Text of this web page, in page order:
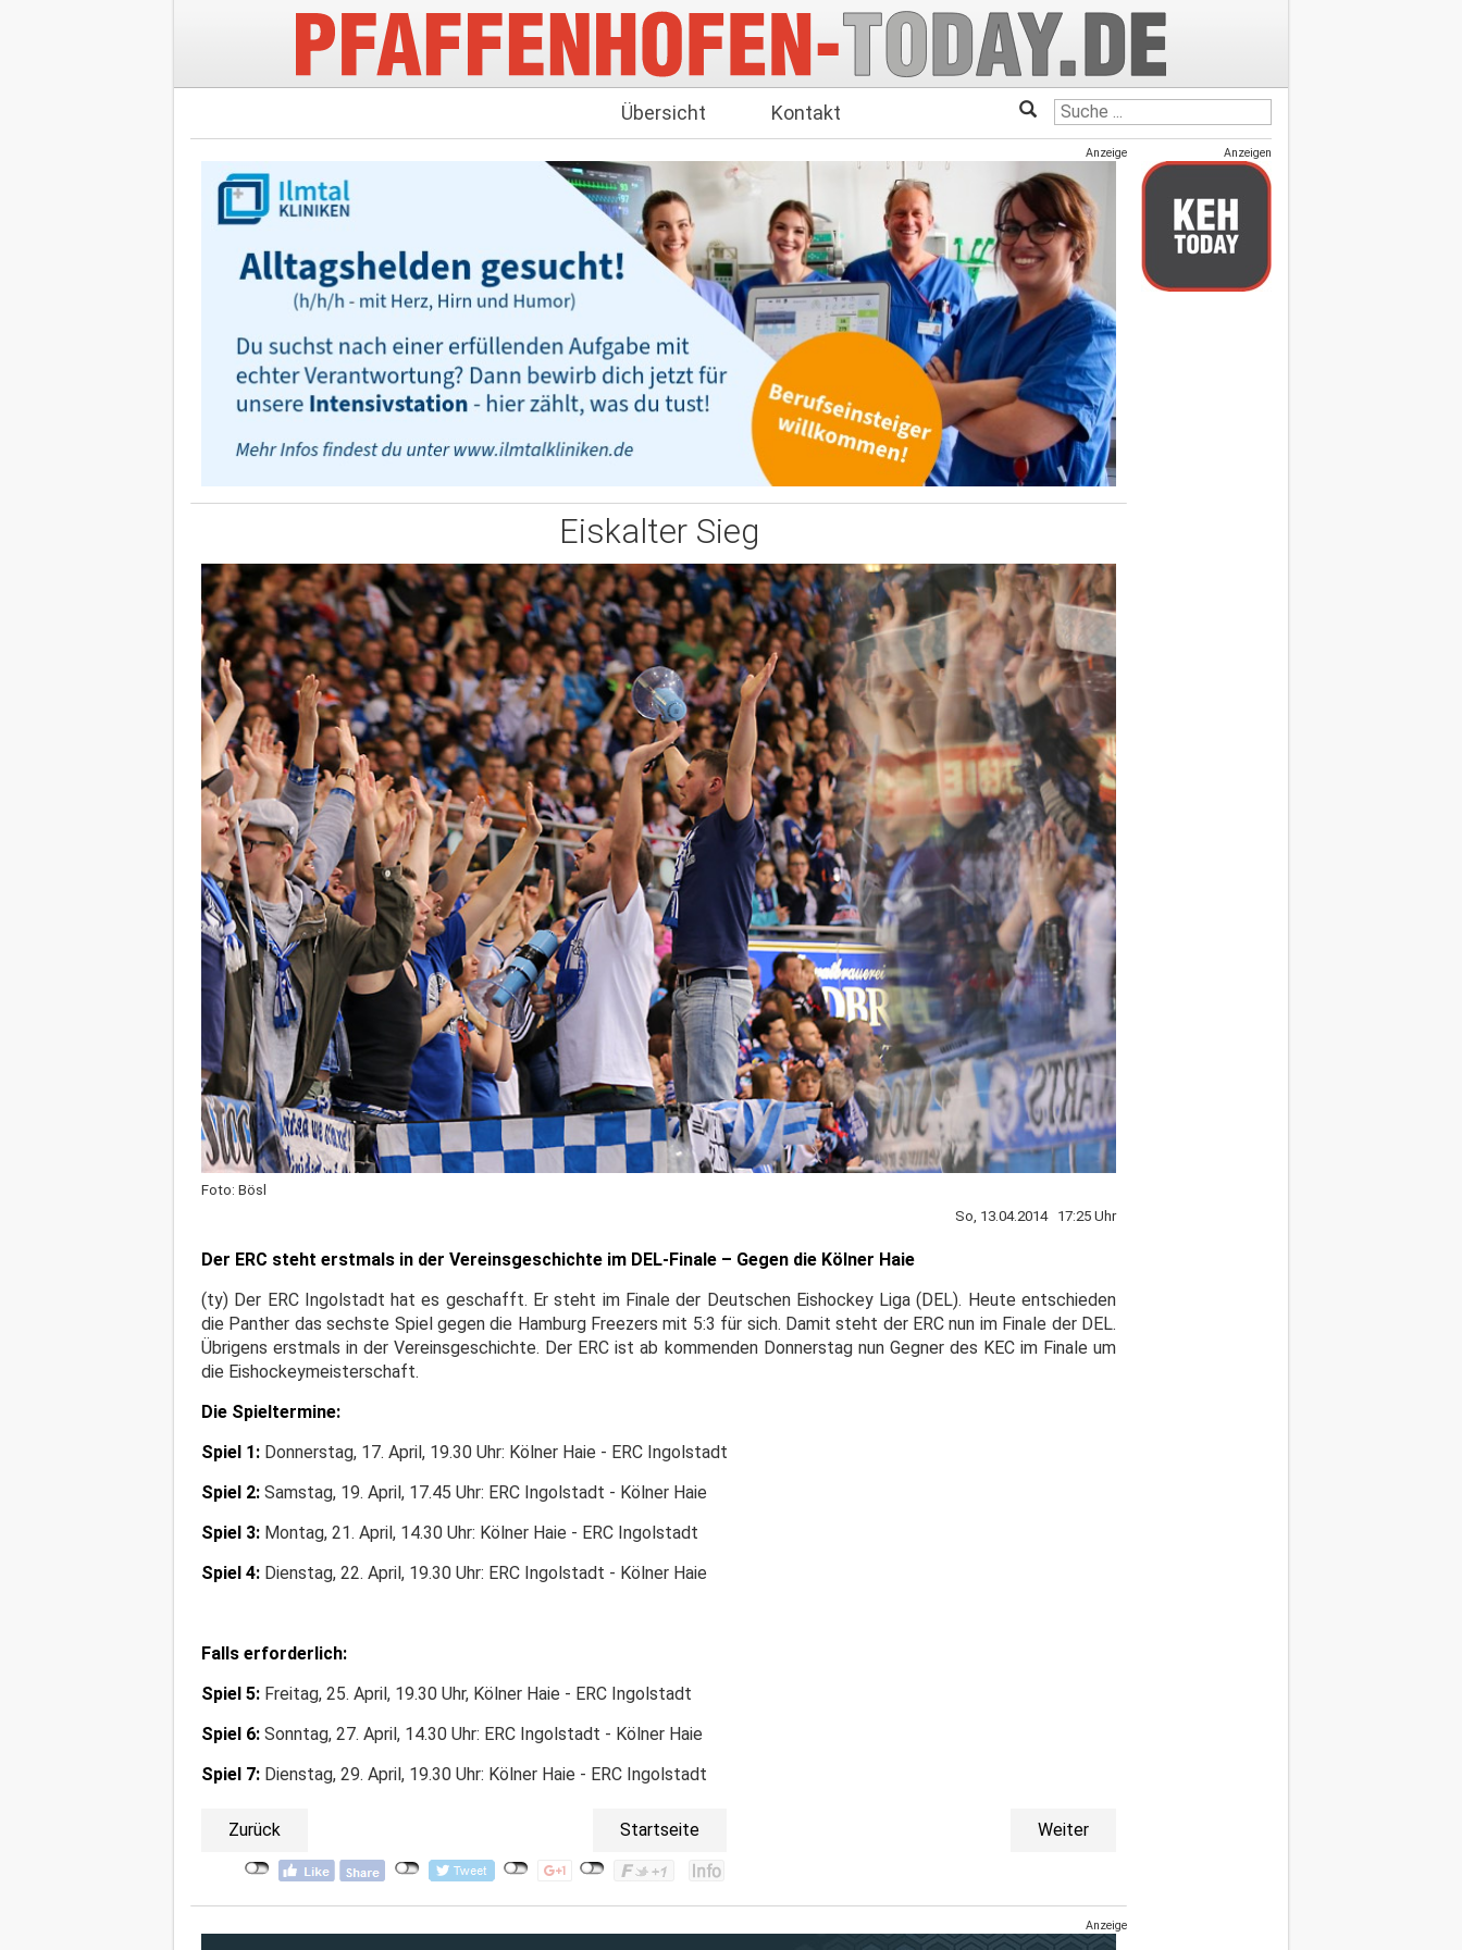
Übersicht Kontakt
Anzeige
Eiskalter Sieg
Foto: Bösl
So, 13.04.2014 17:25 Uhr
Der ERC steht erstmals in der Vereinsgeschichte im DEL-Finale – Gegen die Kölner Haie
(ty) Der ERC Ingolstadt hat es geschafft. Er steht im Finale der Deutschen Eishockey Liga (DEL). Heute entschieden
die Panther das sechste Spiel gegen die Hamburg Freezers mit 5:3 für sich. Damit steht der ERC nun im Finale der DEL.
Übrigens erstmals in der Vereinsgeschichte. Der ERC ist ab kommenden Donnerstag nun Gegner des KEC im Finale um
die Eishockeymeisterschaft.
Die Spieltermine:
Spiel 1: Donnerstag, 17. April, 19.30 Uhr: Kölner Haie - ERC Ingolstadt
Spiel 2: Samstag, 19. April, 17.45 Uhr: ERC Ingolstadt - Kölner Haie
Spiel 3: Montag, 21. April, 14.30 Uhr: Kölner Haie - ERC Ingolstadt
Spiel 4: Dienstag, 22. April, 19.30 Uhr: ERC Ingolstadt - Kölner Haie
Falls erforderlich:
Spiel 5: Freitag, 25. April, 19.30 Uhr, Kölner Haie - ERC Ingolstadt
Spiel 6: Sonntag, 27. April, 14.30 Uhr: ERC Ingolstadt - Kölner Haie
Spiel 7: Dienstag, 29. April, 19.30 Uhr: Kölner Haie - ERC Ingolstadt
Zurück Startseite Weiter
Anzeige
Anzeigen